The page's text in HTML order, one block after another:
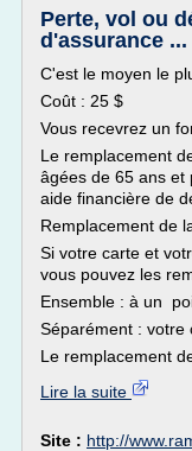
Perte, vol ou
d'assurance ...
C'est le moyen le
Coût : 25 $
Vous recevrez un
Le remplacement
âgées de 65 ans et
aide financière de
Remplacement de
Si votre carte et
vous pouvez les
Ensemble : à un
Séparément : votre
Le remplacement
Lire la suite
Site : http://